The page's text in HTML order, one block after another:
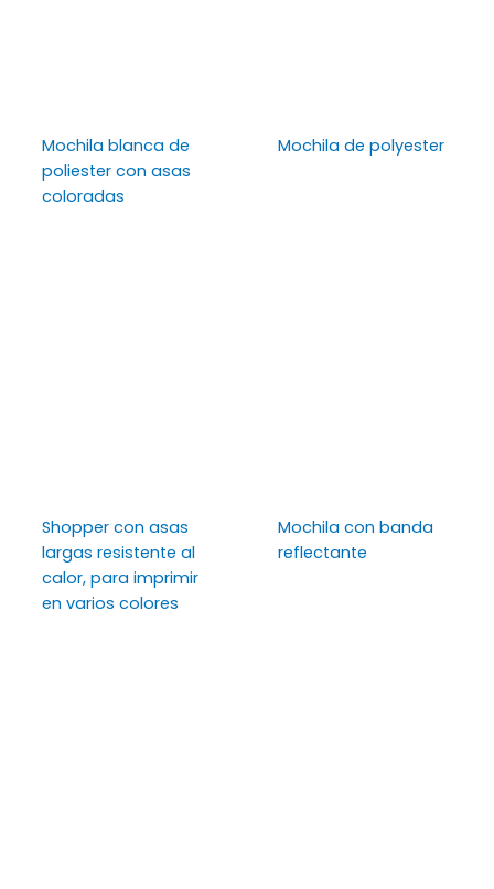
Mochila blanca de
poliester con asas
coloradas
Mochila de polyester
Shopper con asas
largas resistente al
calor, para imprimir
en varios colores
Mochila con banda
reflectante